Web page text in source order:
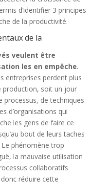
d’identifier 3 principes
de la productivité.
de la
veulent être
les en empêche.
entreprises perdent plus
production, soit un jour
processus, de techniques
d’organisations qui
les gens de faire ce
bout de leurs taches
phénomène trop
la mauvaise utilisation
collaboratifs
réduire cette